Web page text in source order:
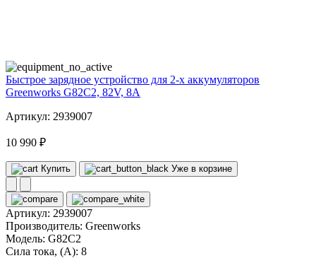
Быстрое зарядное устройство для 2-х аккумуляторов
Greenworks G82C2, 82V, 8А
Артикул: 2939007
10 990 ₽
Купить Уже в корзине
Артикул: 2939007
Производитель: Greenworks
Модель: G82C2
Сила тока, (А): 8